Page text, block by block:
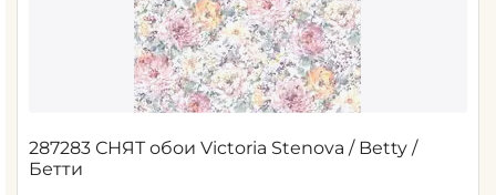
287283 СНЯТ обои Victoria Stenova / Betty /
Бетти